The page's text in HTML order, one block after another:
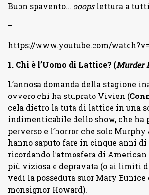
Buon spavento… ooopslettura a
–
https://www.youtube.com/
1. Chi è l’Uomo di Lattice? (Murder
L’annosa domanda della stagione
ovvero chi ha stuprato Vivien (
cela dietro la tuta di lattice in una
indimenticabile dello show, che ha
perverso e l’horror che solo Murphy
hanno saputo fare in cinque anni di
ricordando l’atmosfera di American
più viziosa e depravata (o ai limiti
vedi la posseduta suor Mary Eunice
monsignor Howard).